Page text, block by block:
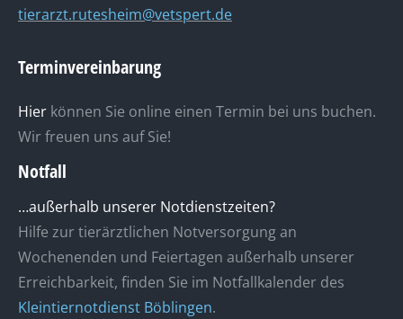
tierarzt.rutesheim@vetspert.de
Terminvereinbarung
Hier können Sie online einen Termin bei uns buchen.
Wir freuen uns auf Sie!
Notfall
…außerhalb unserer Notdienstzeiten?
Hilfe zur tierärztlichen Notversorgung an
Wochenenden und Feiertagen außerhalb unserer
Erreichbarkeit, finden Sie im Notfallkalender des
Kleintiernotdienst Böblingen.